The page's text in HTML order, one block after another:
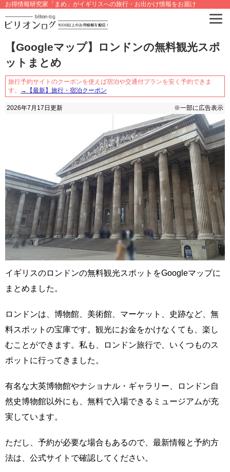
お得情報研究家「まめ」がイギリスへの旅行・お出かけ情報をお届け
【Googleマップ】ロンドンの無料観光スポ
ットまとめ
旅行予約サイトのクーポンを使えば宿泊や交通付プランを安く予約できま
す。
→【最新】旅行・宿泊クーポン
2026年7月17日 更新 ※一部に広告表示
イギリスのロンドンの無料観光スポットをGoogleマップに
まとめました。
ロンドンは、博物館、美術館、マーケット、史跡など、無
料スポットの宝庫です。観光にお金をかけなくても、楽し
むことができます。私も、ロンドン旅行で、いくつものス
ポットに行ってきました。
有名な大英博物館やナショナル・ギャラリー、ロンドン自
然史博物館以外にも、無料で入場できるミュージアムが充
実しています。
ただし、予約が必要な場合もあるので、最新情報と予約方
法は、公式サイトで確認してください。